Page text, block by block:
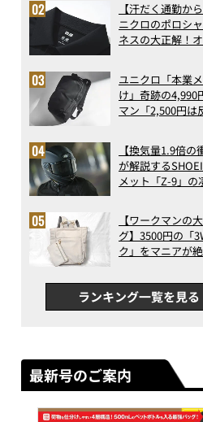
で決定版
【汗だく通勤か
ニクロのポロシ
ネスの大正解！
アの実力
ユニクロ「本業
け」奇跡の4,990
マン「2,500円は
ト3】（2026年6
【換気量1.9倍の
が解説する
メット「Z-9」の
ス【ワークマンの
グ】3500円の「
ク」をマニアが
判以上に優秀だ
ランキング一覧を見る
最新号のご案内